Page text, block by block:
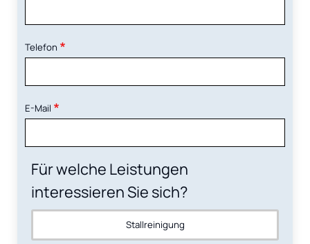
Telefon
E-Mail
Für welche Leistungen
interessieren Sie sich?
Stallreinigung